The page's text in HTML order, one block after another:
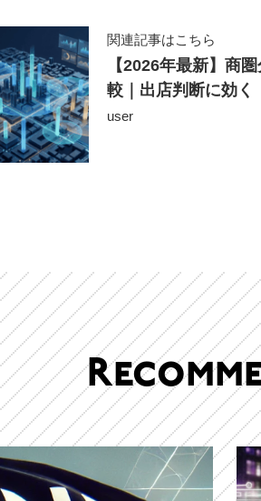
関連記事はこちら
【2026年最新】商
較｜出店判断に効く
user